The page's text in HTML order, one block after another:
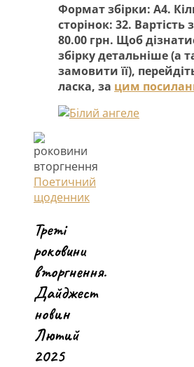
Формат збірки: А4.
сторінок: 32. Вартість
80.00 грн. Щоб
збірку детальніше (а
замовити її),
ласка, за цим
Поетичний
щоденник
Треті
роковини
вторгнення.
Дайджест
новин
Лютий
2025